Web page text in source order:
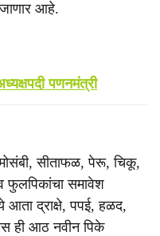
आहे.
पणनमंत्री
मोसंबी, सीताफळ, पेरू, चिकू,
फुलपिकांचा समावेश
आता द्राक्षे, पपई, हळद,
ही आठ नवीन पिके